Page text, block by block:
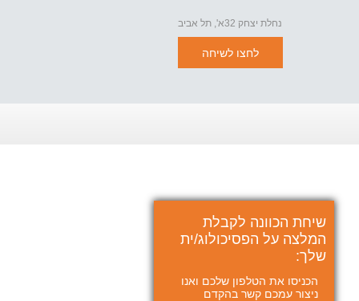
נחלת יצחק 32א', תל אביב
לחצו לשיחה
שיחת הכוונה לקבלת
המלצה על הפסיכולוג/ית
שלך:
הכניסו את הטלפון שלכם ואנו
ניצור עמכם קשר בהקדם